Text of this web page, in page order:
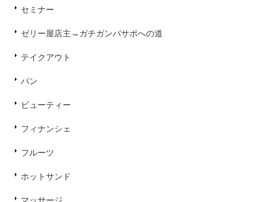
セミナー
ゼリー屋店主→ガチガンバサポへの道
テイクアウト
パン
ビューティー
フィナンシェ
フルーツ
ホットサンド